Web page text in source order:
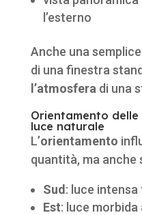
l’esterno
Anche una
di una finestra
l’atmosfera di una
Orientamento
luce naturale
L’orientamento
quantità, ma anche
Sud : luce
Est: luce